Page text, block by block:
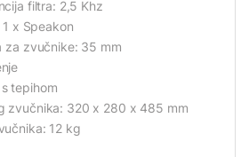
filtra: 2,5 Khz
x Speakon
za zvučnike: 35 mm
tepihom
zvučnika: 320 x 280 x 485 mm
12 kg